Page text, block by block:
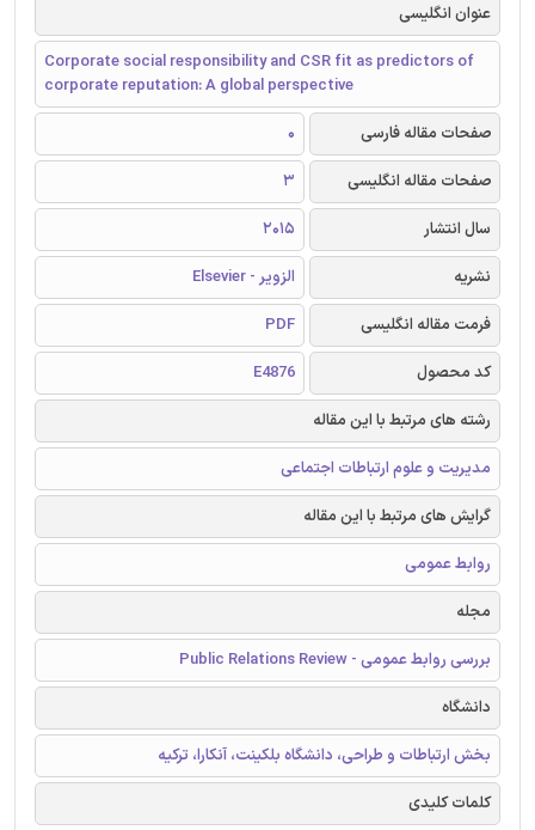
عنوان انگلیسی
Corporate social responsibility and CSR fit as predictors of
corporate reputation: A global perspective
صفحات مقاله فارسی
0
صفحات مقاله انگلیسی
3
سال انتشار
2015
نشریه
الزویر - Elsevier
فرمت مقاله انگلیسی
PDF
کد محصول
E4876
رشته های مرتبط با این مقاله
مدیریت و علوم ارتباطات اجتماعی
گرایش های مرتبط با این مقاله
روابط عمومی
مجله
بررسی روابط عمومی - Public Relations Review
دانشگاه
بخش ارتباطات و طراحی، دانشگاه بلکینت، آنکارا، ترکیه
کلمات کلیدی